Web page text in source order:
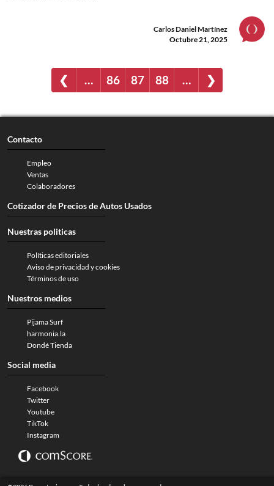
Carlos Daniel Martínez
Octubre 21, 2025
❮ … 86 87 88 … ❯
Contacto
Empleo
Ventas
Colaboradores
Cotizador de Precios de Autos Usados
Nuestras politicas
Políticas editoriales
Aviso de privacidad y cookies
Términos de uso
Nuestros medios
Pijama Surf
harmonia.la
Dondé Tienda
Social media
Facebook
Twitter
Youtube
TikTok
Instagram